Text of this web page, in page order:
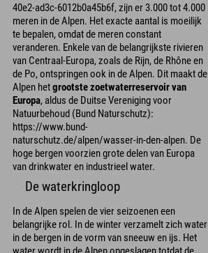
40e2-ad3c-6012b0a45b6f, zijn er 3.000 tot 4.000
meren in de Alpen. Het exacte aantal is moeilijk
te bepalen, omdat de meren constant
veranderen. Enkele van de belangrijkste rivieren
van Centraal-Europa, zoals de Rijn, de Rhône en
de Po, ontspringen ook in de Alpen. Dit maakt de
Alpen hetgrootste zoetwaterreservoir van
Europa, aldus de Duitse Vereniging voor
Natuurbehoud (Bund Naturschutz):
https://www.bund-
naturschutz.de/alpen/wasser-in-den-alpen. De
hoge bergen voorzien grote delen van Europa
van drinkwater en industrieel water.
De waterkringloop
In de Alpen spelen de vier seizoenen een
belangrijke rol. In de winter verzamelt zich water
in de bergen in de vorm van sneeuw en ijs. Het